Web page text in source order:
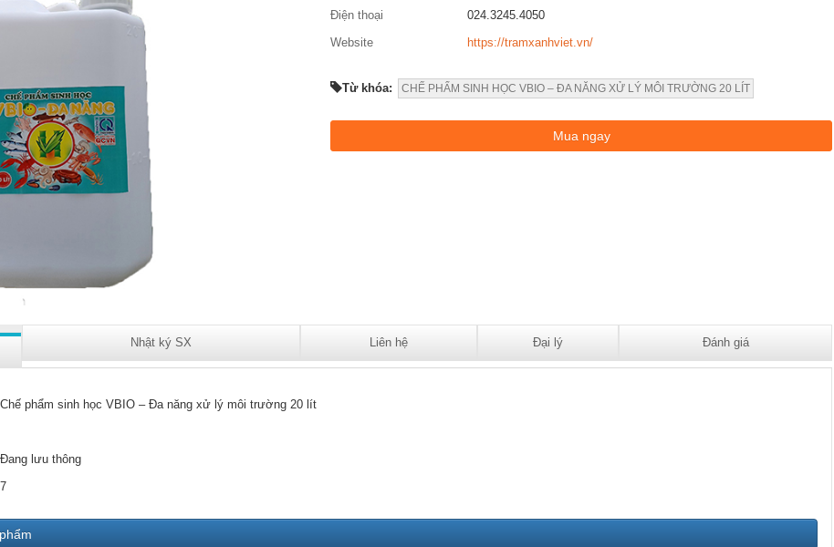
Điện thoại
024.3245.4050
Website
https://tramxanhviet.vn/
Từ khóa: CHẾ PHẨM SINH HỌC VBIO – ĐA NĂNG XỬ LÝ MÔI TRƯỜNG 20 LÍT
Nhật ký SX Liên hệ Đại lý Đánh giá
Chế phẩm sinh học VBIO – Đa năng xử lý môi trường 20 lít
Đang lưu thông
7